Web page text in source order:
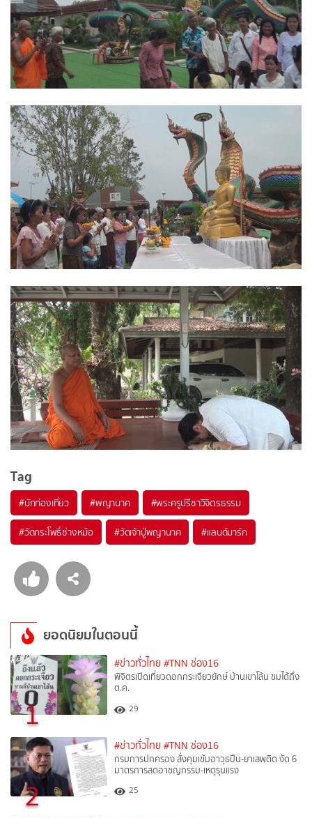
Tag
#นักท่องเที่ยว #พญานาค #พระครูปรีชาวิจิตรธรรม
#วัดกระโพธิ์ช่างหม้อ #วัดเจ้าปู่พญานาค #แลนด์มาร์ก
ยอดนิยมในตอนนี้
1
#ข่าวทั่วไทย #TNN ช่อง16
พิจิตรเปิดเที่ยวดอกกระเจียวยักษ์ บ้านเขาโล้น ชมได้ถึง
ต.ค.
29
2
#ข่าวทั่วไทย #TNN ช่อง16
กรมการปกครอง สั่งคุมเข้มอาวุธปืน-ยาเสพติด งัด 6
มาตรการลดอาชญกรรม-เหตุรุนแรง
25